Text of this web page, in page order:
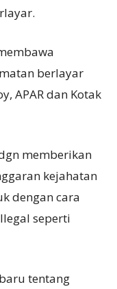
berlayar
APAR dan Kotak
memberikan
kejahatan
dengan cara
seperti
tentang